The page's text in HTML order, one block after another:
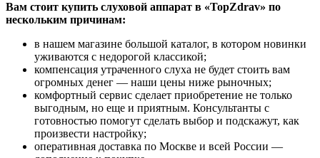
Вам стоит купить слуховой аппарат в «TopZdrav» по
нескольким причинам:
в нашем магазине большой каталог, в котором новинки
уживаются с недорогой классикой;
компенсация утраченного слуха не будет стоить вам
огромных денег — наши цены ниже рыночных;
комфортный сервис сделает приобретение не только
выгодным, но еще и приятным. Консультанты с
готовностью помогут сделать выбор и подскажут, как
произвести настройку;
оперативная доставка по Москве и всей России —